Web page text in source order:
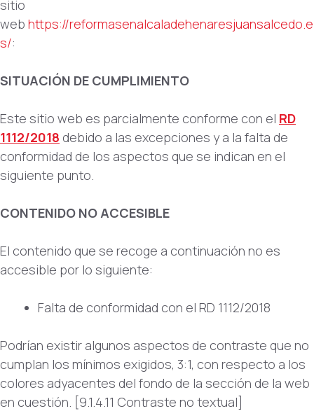
sitio
web https://reformasenalcaladehenaresjuansalcedo.e
s/:
SITUACIÓN DE CUMPLIMIENTO
Este sitio web es parcialmente conforme con el RD
1112/2018 debido a las excepciones y a la falta de
conformidad de los aspectos que se indican en el
siguiente punto.
CONTENIDO NO ACCESIBLE
El contenido que se recoge a continuación no es
accesible por lo siguiente:
Falta de conformidad con el RD 1112/2018
Podrían existir algunos aspectos de contraste que no
cumplan los mínimos exigidos, 3:1, con respecto a los
colores adyacentes del fondo de la sección de la web
en cuestión. [9.1.4.11 Contraste no textual]